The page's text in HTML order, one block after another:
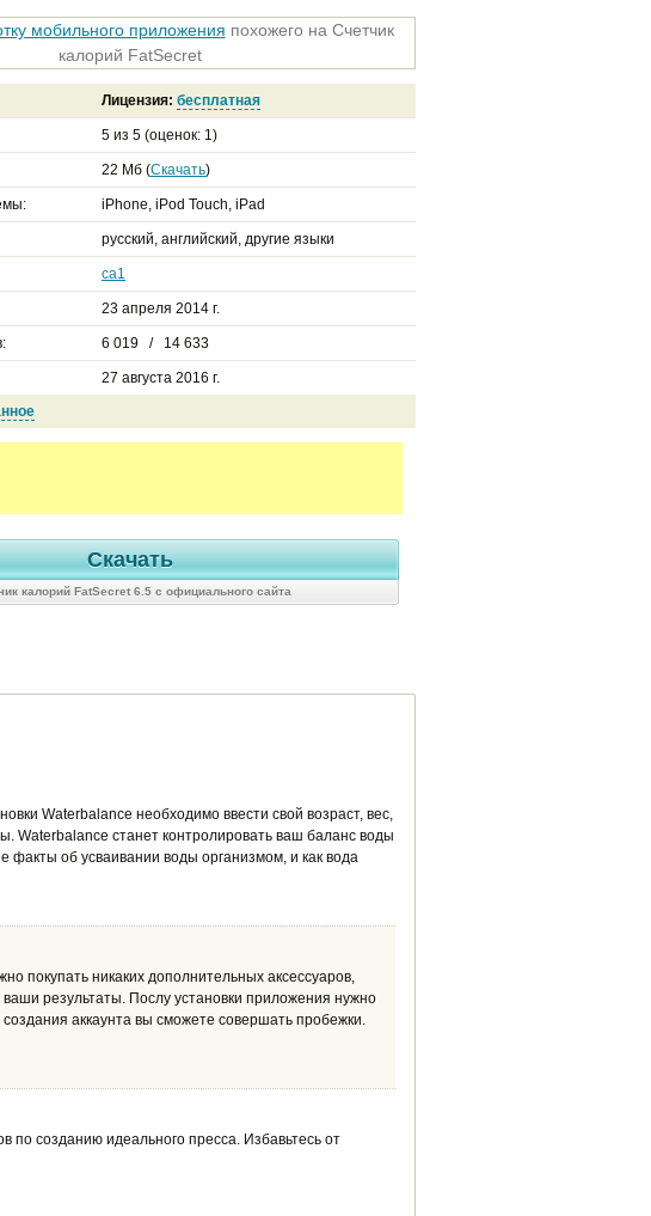
мобильного приложения похожего на Счетчик
калорий FatSecret
Лицензия: бесплатная
5 из 5 (оценок: 1 )
22 Мб (Скачать)
iPhone, iPod Touch, iPad
русский, английский, другие языки
ca1
23 апреля 2014 г.
6 019 / 14 633
27 августа 2016 г.
Скачать
калорий FatSecret 6.5 с официального сайта
Waterbalance необходимо ввести свой возраст, вес,
Waterbalance станет контролировать ваш баланс воды
об усваивании воды организмом, и как вода
покупать никаких дополнительных аксессуаров,
результаты. Послу установки приложения нужно
аккаунта вы сможете совершать пробежки.
по созданию идеального пресса. Избавьтесь от